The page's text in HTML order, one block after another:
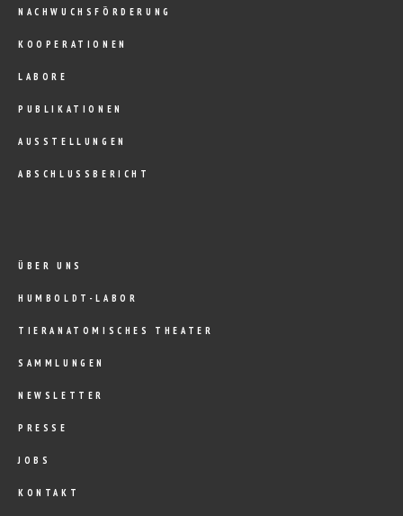
NACHWUCHSFÖRDERUNG
KOOPERATIONEN
LABORE
PUBLIKATIONEN
AUSSTELLUNGEN
ABSCHLUSSBERICHT
ÜBER UNS
HUMBOLDT-LABOR
TIERANATOMISCHES THEATER
SAMMLUNGEN
NEWSLETTER
PRESSE
JOBS
KONTAKT